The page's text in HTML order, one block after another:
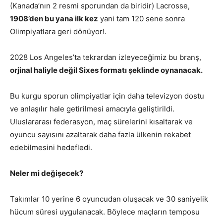
(Kanada’nın 2 resmi sporundan da biridir) Lacrosse,
1908’den bu yana ilk kez yani tam 120 sene sonra
Olimpiyatlara geri dönüyor!.
2028 Los Angeles’ta tekrardan izleyeceğimiz bu branş,
orjinal haliyle değil Sixes formatı şeklinde oynanacak.
Bu kurgu sporun olimpiyatlar için daha televizyon dostu
ve anlaşılır hale getirilmesi amacıyla geliştirildi.
Uluslararası federasyon, maç sürelerini kısaltarak ve
oyuncu sayısını azaltarak daha fazla ülkenin rekabet
edebilmesini hedefledi.
Neler mi değişecek?
Takımlar 10 yerine 6 oyuncudan oluşacak ve 30 saniyelik
hücum süresi uygulanacak. Böylece maçların temposu